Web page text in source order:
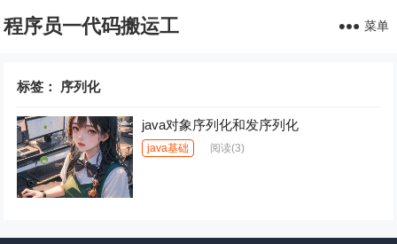
程序员一代码搬运工 菜单
标签： 序列化
java对象序列化和发序列化
java基础 阅读(3)